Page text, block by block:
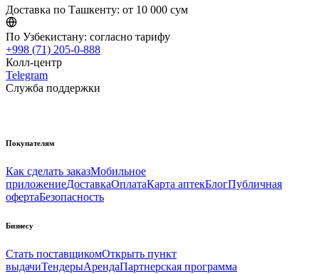
Доставка по Ташкенту: от 10 000 сум
По Узбекистану: согласно тарифу
+998 (71) 205-0-888
Колл-центр
Telegram
Служба поддержки
Покупателям
Как сделать заказМобильное
приложениеДоставкаОплатаКарта аптекБлогПубличная
офертаБезопасность
Бизнесу
Стать поставщикомОткрыть пункт
выдачиТендерыАрендаПартнерская программа